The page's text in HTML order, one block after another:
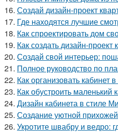
16. Создай дизайн-проект
17. Где находятся лучшие
18. Как спроектировать дом
19. Как создать дизайн-
20. Создай свой интерьер:
21. Полное руководство по
22. Как организовать кабинет
23. Как обустроить маленький
24. Дизайн кабинета в стиле
25. Создание уютной
26. Укротите швабру и ведро: